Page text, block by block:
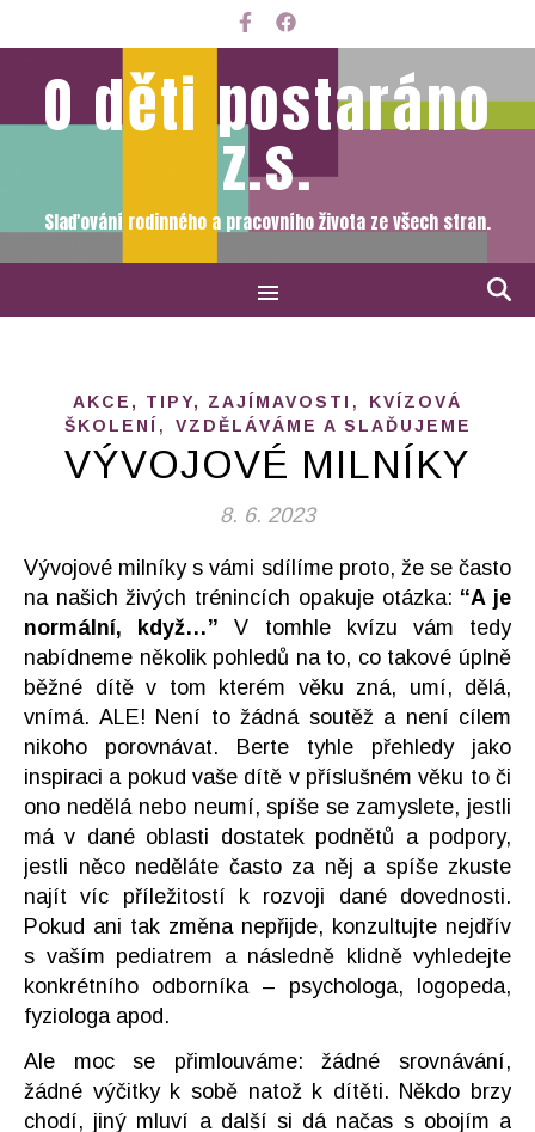
O děti postaráno
z.s.
Slaďování rodinného a pracovního života ze všech stran.
AKCE, TIPY, ZAJÍMAVOSTI ,
KVÍZOVÁ
ŠKOLENÍ , VZDĚLÁVÁME A SLAĎUJEME
VÝVOJOVÉ MILNÍKY
8. 6. 2023
Vývojové milníky s vámi sdílíme proto, že se často
na našich živých trénincích opakuje otázka: “A je
normální, když…” V tomhle kvízu vám tedy
nabídneme několik pohledů na to, co takové úplně
běžné dítě v tom kterém věku zná, umí, dělá,
vnímá. ALE! Není to žádná soutěž a není cílem
nikoho porovnávat. Berte tyhle přehledy jako
inspiraci a pokud vaše dítě v příslušném věku to či
ono nedělá nebo neumí, spíše se zamyslete, jestli
má v dané oblasti dostatek podnětů a podpory,
jestli něco neděláte často za něj a spíše zkuste
najít víc příležitostí k rozvoji dané dovednosti.
Pokud ani tak změna nepřijde, konzultujte nejdřív
s vaším pediatrem a následně klidně vyhledejte
konkrétního odborníka – psychologa, logopeda,
fyziologa apod.
Ale moc se přimlouváme: žádné srovnávání,
žádné výčitky k sobě natož k dítěti. Někdo brzy
chodí, jiný mluví a další si dá načas s obojím a